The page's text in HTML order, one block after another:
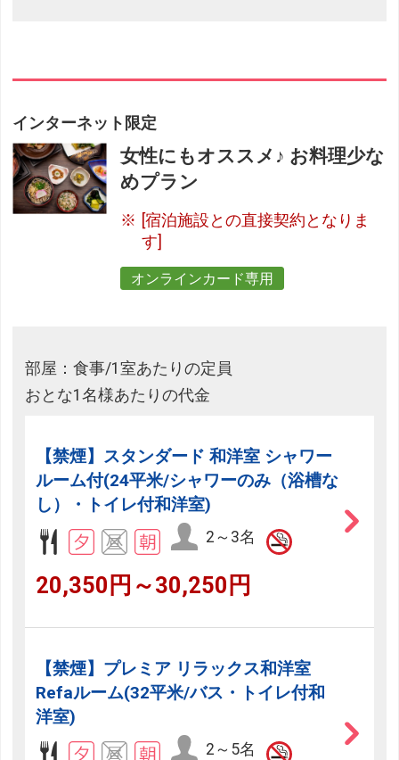
インターネット限定
女性にもオススメ♪ お料理少な
めプラン
[宿泊施設との直接契約となりま
す]
オンラインカード専用
部屋：食事/1室あたりの定員
おとな1名様あたりの代金
【禁煙】スタンダード 和洋室 シャワー
ルーム付(24平米/シャワーのみ（浴槽な
し）・トイレ付和洋室)
2～3名
20,350円～30,250円
【禁煙】プレミア リラックス和洋室
Refaルーム(32平米/バス・トイレ付和
洋室)
2～5名